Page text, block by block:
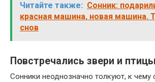
Читайте также: Сонник:
красная машина, новая машина.
снов
Повстречались звери и птицы
Сонники неоднозначно толкуют, к чему